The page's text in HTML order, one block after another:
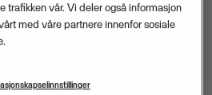
trafikken vår. Vi deler også informasjon
med våre partnere innenfor sosiale